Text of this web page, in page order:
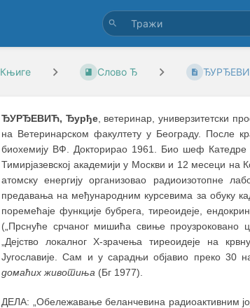
Књиге Слово Ђ
ЂУРЂЕВИЋ, Ђурђе, ветеринар, универзитетски
на Ветеринарском факултету у Београду. После
биохемију ВФ. Докторирао 1961. Био шеф
Тимирјазевској академији у Москви и 12 месеци
атомску енергију организовао радиоизотопне
предавања на међународним курсевима за обуку
поремећаје функције бубрега, тиреоидеје,
(„Прснуће срчаног мишића свиње проузроковано
„Дејство локалног X-зрачења тиреоидеје на
Југославије. Сам и у сарадњи објавио преко 30
домаћих животиња (Бг 1977).
ДЕЛА: „Обележавање беланчевина радиоактивним